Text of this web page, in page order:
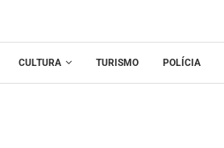
CULTURA TURISMO POLÍCIA